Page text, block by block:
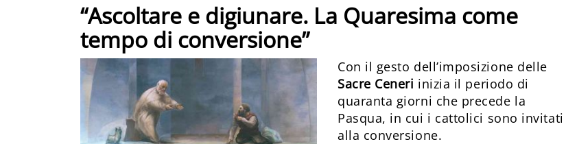
“Ascoltare e digiunare. La Quaresima come
tempo di conversione”
Con il gesto dell’imposizione delle
Sacre Ceneri inizia il periodo di
quaranta giorni che precede la
Pasqua, in cui i cattolici sono invitati
alla conversione.